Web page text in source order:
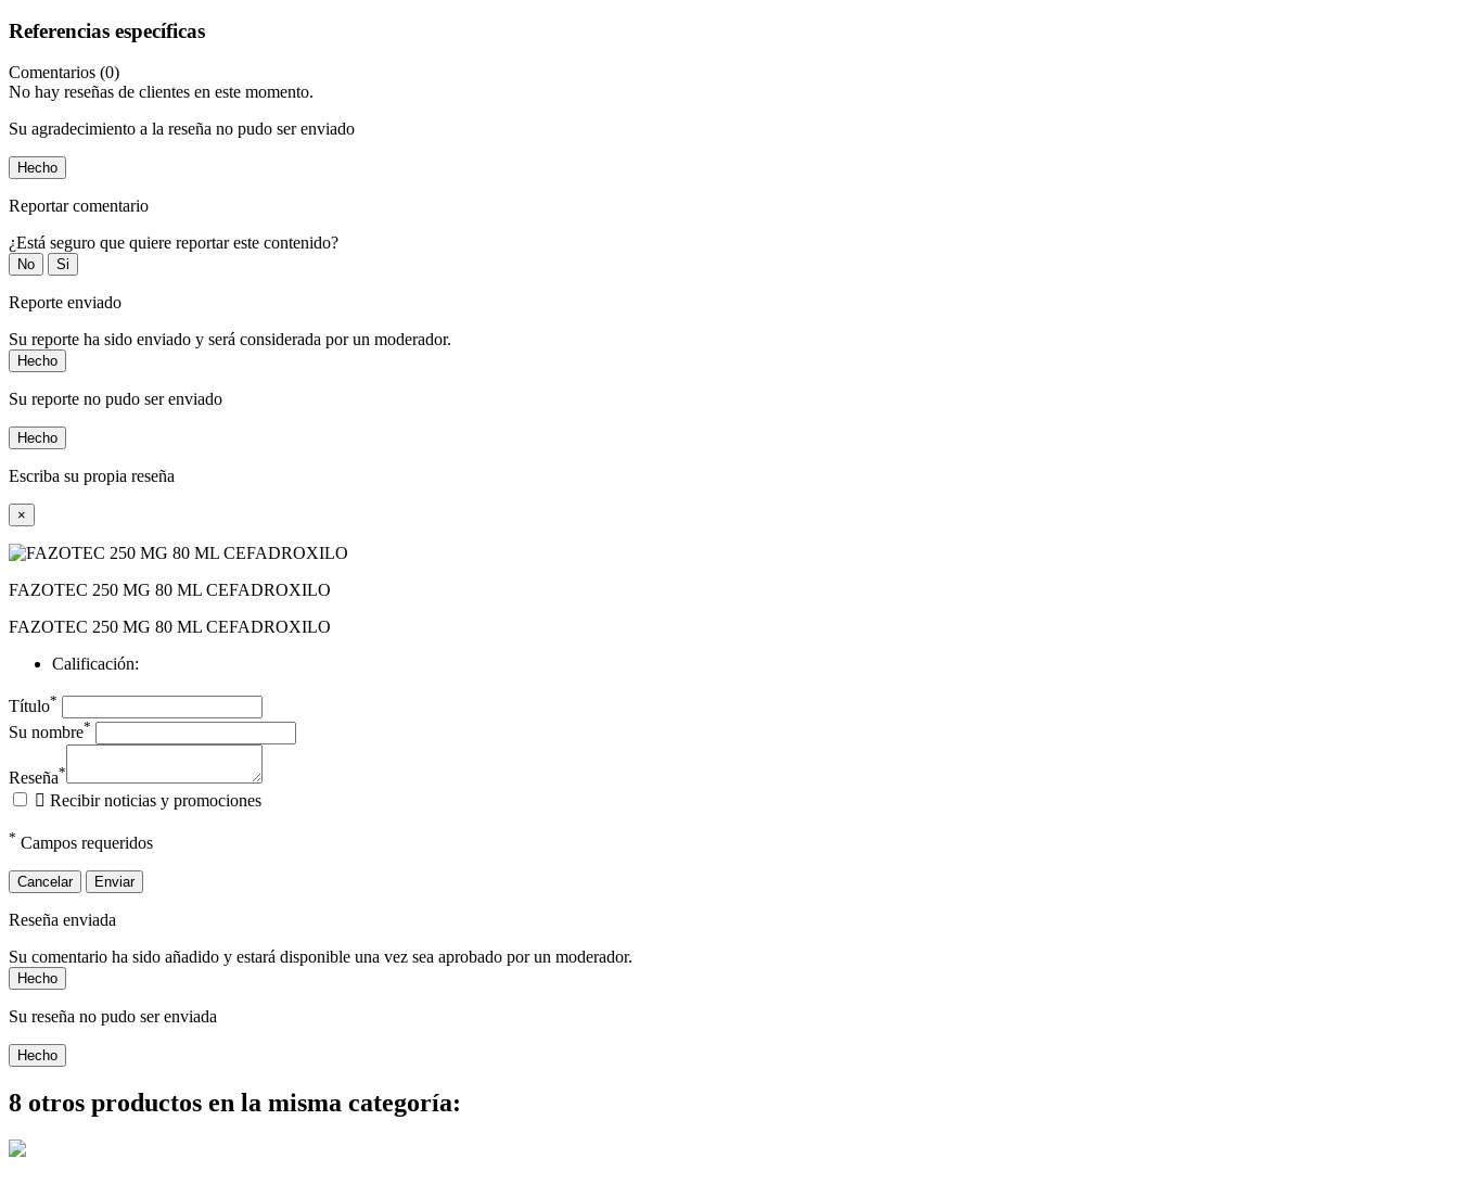
Referencias específicas
Comentarios (0)
No hay reseñas de clientes en este momento.
Su agradecimiento a la reseña no pudo ser enviado
Hecho
Reportar comentario
¿Está seguro que quiere reportar este contenido?
No Si
Reporte enviado
Su reporte ha sido enviado y será considerada por un moderador.
Hecho
Su reporte no pudo ser enviado
Hecho
Escriba su propia reseña
×
FAZOTEC 250 MG 80 ML CEFADROXILO
FAZOTEC 250 MG 80 ML CEFADROXILO
Calificación:
Título*
Su nombre*
Reseña*
 Recibir noticias y promociones
* Campos requeridos
Cancelar Enviar
Reseña enviada
Su comentario ha sido añadido y estará disponible una vez sea aprobado por un moderador.
Hecho
Su reseña no pudo ser enviada
Hecho
8 otros productos en la misma categoría: